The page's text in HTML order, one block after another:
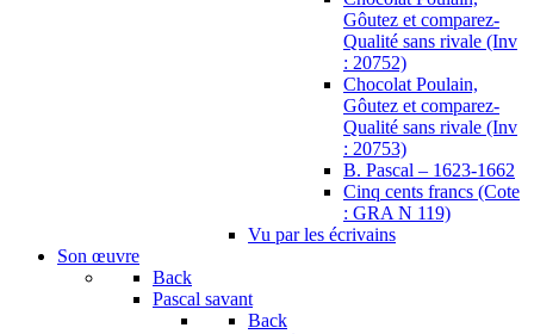
Gôutez et comparez-
Qualité sans rivale (Inv
: 20752)
Chocolat Poulain,
Gôutez et comparez-
Qualité sans rivale (Inv
: 20753)
B. Pascal – 1623-1662
Cinq cents francs (Cote
: GRA N 119)
Vu par les écrivains
Son œuvre
Back
Pascal savant
Back